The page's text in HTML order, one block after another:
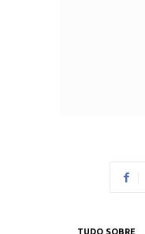
TUDO SOBRE